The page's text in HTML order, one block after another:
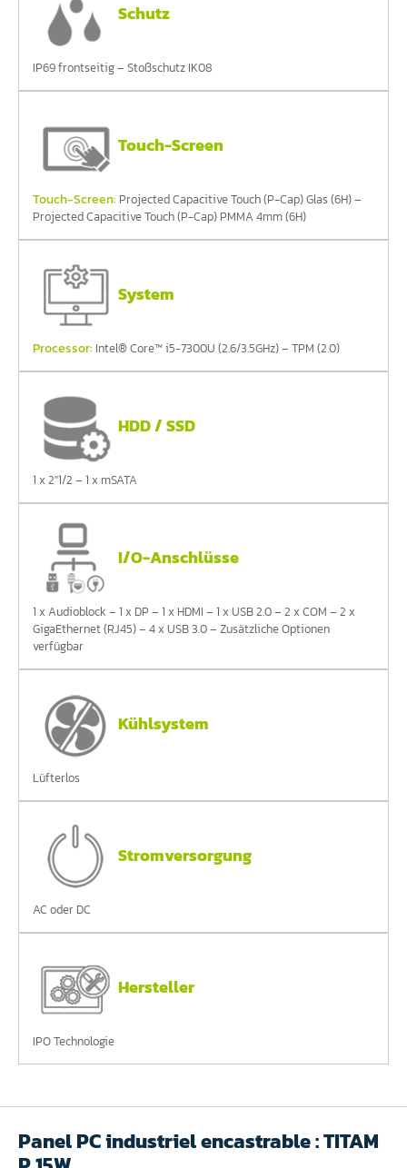
Schutz
IP69 frontseitig – Stoßschutz IK08
Touch-Screen
Touch-Screen: Projected Capacitive Touch (P-Cap) Glas (6H) –
Projected Capacitive Touch (P-Cap) PMMA 4mm (6H)
System
Processor: Intel® Core™ i5-7300U (2.6/3.5GHz) – TPM (2.0)
HDD / SSD
1 x 2"1/2 – 1 x mSATA
I/O-Anschlüsse
1 x Audioblock – 1 x DP – 1 x HDMI – 1 x USB 2.0 – 2 x COM – 2 x
GigaEthernet (RJ45) – 4 x USB 3.0 – Zusätzliche Optionen
verfügbar
Kühlsystem
Lüfterlos
Stromversorgung
AC oder DC
Hersteller
IPO Technologie
Panel PC industriel encastrable : TITAM